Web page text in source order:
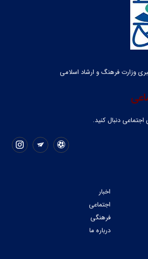
وزارت فرهنگ و ارشاد اسلامی
اجتماعی دنبال کنید.
اخبار
اجتماعی
فرهنگی
درباره ما